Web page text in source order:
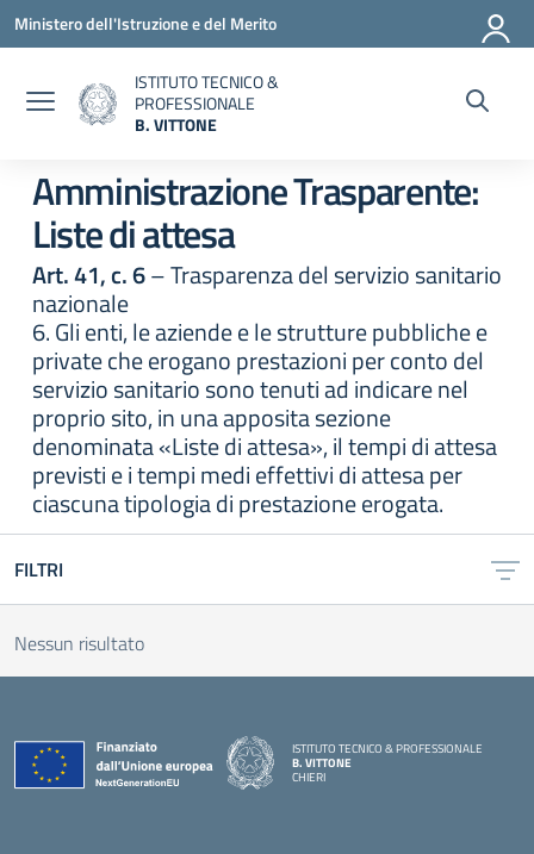
Vai ai contenuti
Vai al menu di navigazione
Vai al footer
Ministero dell'Istruzione e del Merito
ISTITUTO TECNICO &
PROFESSIONALE
B. VITTONE
Amministrazione Trasparente:
Liste di attesa
Art. 41, c. 6– Trasparenza del servizio sanitario
nazionale
6. Gli enti, le aziende e le strutture pubbliche e
private che erogano prestazioni per conto del
servizio sanitario sono tenuti ad indicare nel
proprio sito, in una apposita sezione
denominata «Liste di attesa», il tempi di attesa
previsti e i tempi medi effettivi di attesa per
ciascuna tipologia di prestazione erogata.
FILTRI
Nessun risultato
ISTITUTO TECNICO & PROFESSIONALE
B. VITTONE
CHIERI